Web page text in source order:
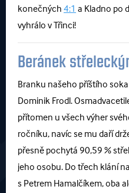
konečných 4:1 a Kladno po
vyhrálo v Třinci!
Beránek
Branku našeho příštího
Dominik Frodl.
přítomen u všech výher
ročníku, navíc se mu daří
přesně pochytá 90,59 %
jeho osobu. Do třech klání
s Petrem Hamalčíkem, oba